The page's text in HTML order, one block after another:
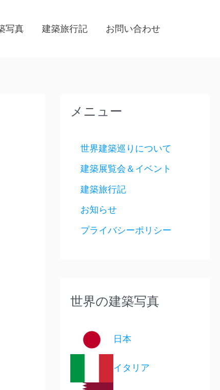
写真 建築旅行記 お問い合わせ
メニュー
世界建築巡りについて
建築展覧会＆イベント
建築旅行記
お知らせ
プライバシーポリシー
世界の建築写真
日本
イタリア